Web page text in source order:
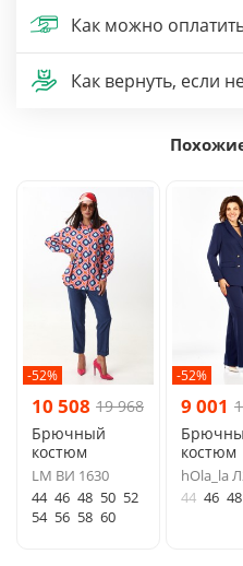
Как можно
Как вернуть, если
-52%
10 508 19 968
Брючный
костюм
LM ВИ 1630
44 46 48 50 52
54 56 58 60
-52%
9 001
костюм
hOla_la
44 46 48